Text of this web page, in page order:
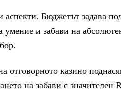
Бюджетът задава
и забави на
отговорното казино
на забави с